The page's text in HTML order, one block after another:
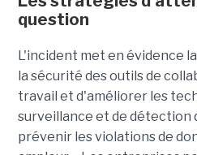
question
L'incident met en évidence
la sécurité des outils de
travail et d'améliorer les
surveillance et de détection
prévenir les violations de